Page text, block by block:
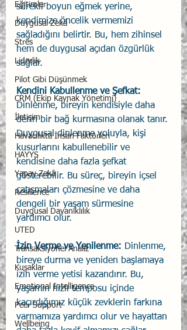
Eğitimler
Duygusal Zekâ
Stres
Liderlik
Pilot Gibi Düşünmek
CRM (Ekip Kaynak Yönetimi)
İletişim
Havacılıkta İnsan Faktörleri
HAYYS
Yapay Zekâ
Resilience
Duygusal Dayanıklılık
UTED
Transaksiyonel Analiz
Kuşaklar
Emotional Intelligence
Peer Support
Wellbeing
sürekli boyun eğmek yerine,
kendimize öncelik vermemizi
sağladığını belirtir. Bu, hem zihinsel
hem de duygusal açıdan özgürlük
sağlar.
Kendini Kabullenme ve Şefkat:
Dinlenme, bireyin kendisiyle daha
derin bir bağ kurmasına olanak tanır.
Duygusal dinlenme yoluyla, kişi
kusurlarını kabullenebilir ve
kendisine daha fazla şefkat
gösterebilir. Bu süreç, bireyin içsel
çatışmaları çözmesine ve daha
dengeli bir yaşam sürmesine
yardımcı olur.
İzin Verme ve Yenilenme: Dinlenme,
bireye durma ve yeniden başlamaya
izin verme yetisi kazandırır. Bu,
yaşamın hızlı temposu içinde
kaçırdığımız küçük zevklerin farkına
varmamıza yardımcı olur ve hayattan